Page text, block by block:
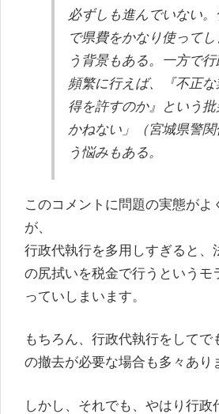
必ずしも進んでいない
で県費をかなり使って
う背景もある。一方で
頻繁に行えば、『不正
得を許すのか』という
かねない」（宮城県警
う悩みもある。
このコメントに問題の実態がよ
が、
行政代執行を多用しすぎると、
の尻拭いを税金で行うというモ
っていしまいます。
もちろん、行政代執行をしてで
の撤去が必要な場合も多々あり
しかし、それでも、やはり行政